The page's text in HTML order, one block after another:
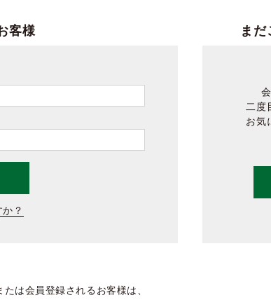
客様
？
まだ
二度
お気
たは会員登録されるお客様は、